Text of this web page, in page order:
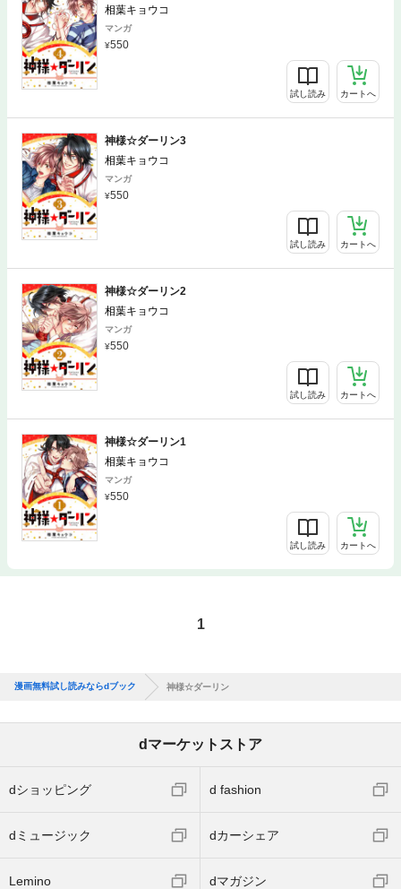
相葉キョウコ
マンガ
550
試し読み カートへ
神様☆ダーリン3
相葉キョウコ
マンガ
550
試し読み カートへ
神様☆ダーリン2
相葉キョウコ
マンガ
550
試し読み カートへ
神様☆ダーリン1
相葉キョウコ
マンガ
550
試し読み カートへ
1
漫画無料試し読みならdブック 神様☆ダーリン
dマーケットストア
dショッピング d fashion
dミュージック dカーシェア
Lemino dマガジン